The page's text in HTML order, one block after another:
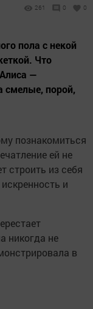
261 0 0
пола с некой
Что
—
смелые, порой,
познакомиться
ей не
строить из себя
и
никогда не
в